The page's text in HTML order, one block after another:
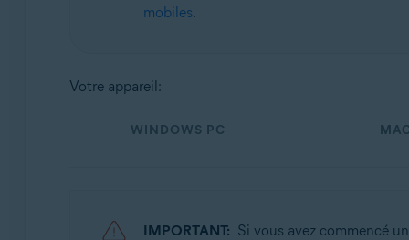
Microsoft Windows 11 Famille/Pro/Entreprise/
Microsoft Windows 7 Édition Familiale Basique/
Apple macOS 10.15.x (Catalina)
mobiles.
Votre appareil:
WINDOWS PC
IMPORTANT: Si vous avez commencé